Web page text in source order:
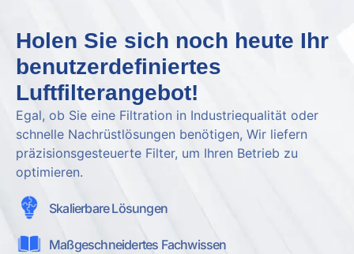
Holen Sie sich noch heute Ihr
benutzerdefiniertes
Luftfilterangebot!
Egal, ob Sie eine Filtration in Industriequalität oder
schnelle Nachrüstlösungen benötigen, Wir liefern
präzisionsgesteuerte Filter, um Ihren Betrieb zu
optimieren.
Skalierbare Lösungen
Maßgeschneidertes Fachwissen